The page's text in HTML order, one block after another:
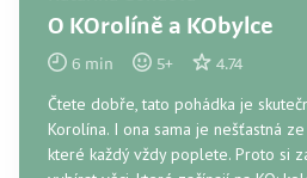
O KOrolíně a KObylce
6 min 5+ 4.74
Čtete dobře, tato pohádka je
Korolína. I ona sama je nešťastná
které každý vždy poplete. Proto si